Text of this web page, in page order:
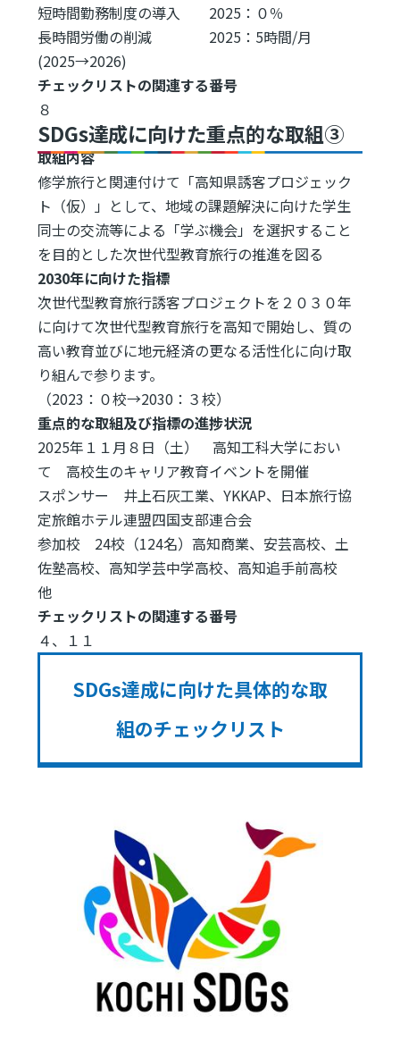
短時間勤務制度の導入 2025：０％
長時間労働の削減 2025：5時間/月
(2025→2026)
チェックリストの関連する番号
８
SDGs達成に向けた重点的な取組③
取組内容
修学旅行と関連付けて「高知県誘客プロジェック
ト（仮）」として、地域の課題解決に向けた学生
同士の交流等による「学ぶ機会」を選択すること
を目的とした次世代型教育旅行の推進を図る
2030年に向けた指標
次世代型教育旅行誘客プロジェクトを２０３０年
に向けて次世代型教育旅行を高知で開始し、質の
高い教育並びに地元経済の更なる活性化に向け取
り組んで参ります。
（2023：０校→2030：３校）
重点的な取組及び指標の進捗状況
2025年１１月８日（土） 高知工科大学におい
て 高校生のキャリア教育イベントを開催
スポンサー 井上石灰工業、YKKAP、日本旅行協
定旅館ホテル連盟四国支部連合会
参加校 24校（124名）高知商業、安芸高校、土
佐塾高校、高知学芸中学高校、高知追手前高校
他
チェックリストの関連する番号
４、１１
SDGs達成に向けた具体的な取
組のチェックリスト